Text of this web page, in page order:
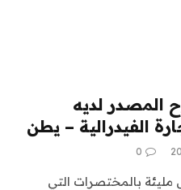
المصدر لديه
الفيدرالية – يطن
0
بالمختصرات التي